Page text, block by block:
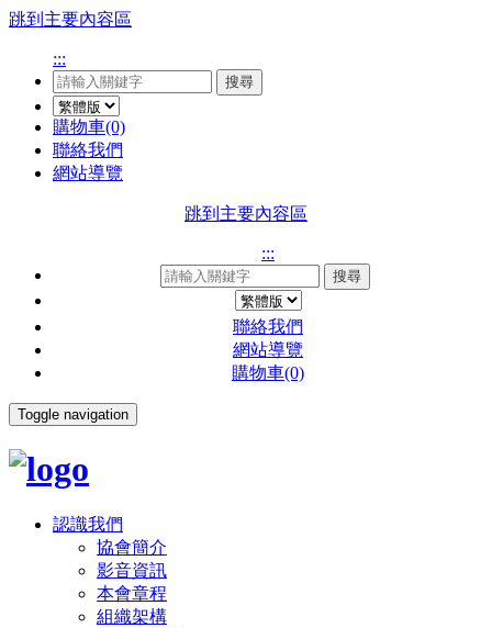
跳到主要內容區
:::
搜尋
購物車(0)
聯絡我們
網站導覽
跳到主要內容區
:::
搜尋
聯絡我們
網站導覽
購物車(0)
Toggle navigation
認識我們
協會簡介
影音資訊
本會章程
組織架構